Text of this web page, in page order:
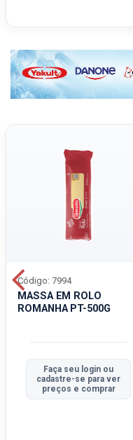
MASSA EM ROLO
ROMANHA PT-500G
Código: 7994
Faça seu login ou
cadastre-se para ver
preços e comprar